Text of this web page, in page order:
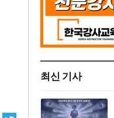
최신 기사